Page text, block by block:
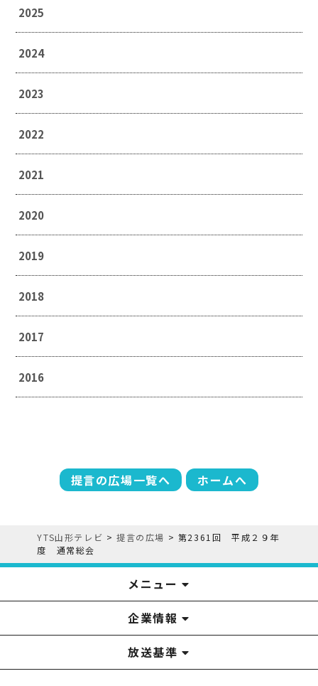
2025
2024
2023
2022
2021
2020
2019
2018
2017
2016
提言の広場一覧へ ホームへ
YTS山形テレビ >提言の広場 > 第2361回 平成２９年
度 通常総会
メニュー
YTSニュース
番組
アナウンサー
プレゼント
イベント
みるるん星人
YTS見学ツアー
番組表
お問い合わせ
企業情報
企業情報
役員構成
YTS山形テレビ SDGs 宣言
採用情報
山形テレビ人権方針
山形テレビ国民保護業務計画提出文
個人情報基本方針
情報セキュリティ基本方針
視聴データの取扱いについて
系列局一覧
中継局一覧
放送基準